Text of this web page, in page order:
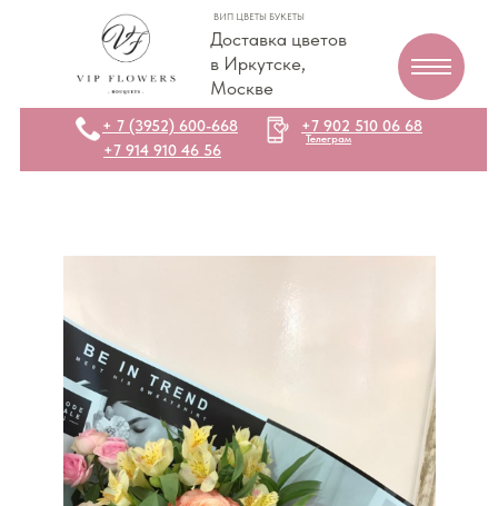
Доставка цветов
в Иркутске,
Москве
ВИП ЦВЕТЫ БУКЕТЫ
+7 914 910 46 56
+7 902 510 06 68
Телеграм
+ 7 (3952) 600-668